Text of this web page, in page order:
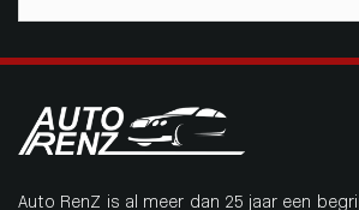
Auto RenZ is al meer dan 25 jaar een